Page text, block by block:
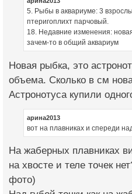
5. Рыбы в аквариуме: 3
птеригоплихт парчовый.
18. Недавние изменения:
зачем-то в общий аквариум
Новая рыбка, это
объема. Сколько в см
Астронотуса купили
арина2013
вот на плавниках и спереди
На жаберных плавниках
на хвосте и теле точек
фото)